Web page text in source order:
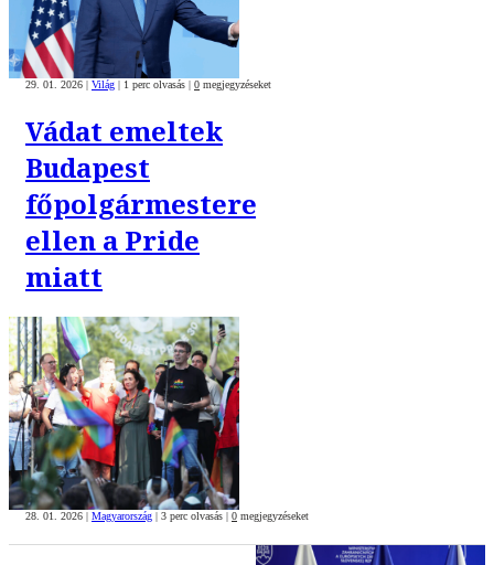
29. 01. 2026 | Világ | 1 perc olvasás | 0 megjegyzéseket
Vádat emeltek
Budapest
főpolgármestere
ellen a Pride
miatt
28. 01. 2026 | Magyarország | 3 perc olvasás | 0 megjegyzéseket